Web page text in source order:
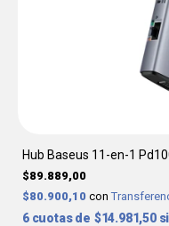
Hub Baseus 11-en-1
$89.889,00
$80.900,10 con
6 $14.981,50